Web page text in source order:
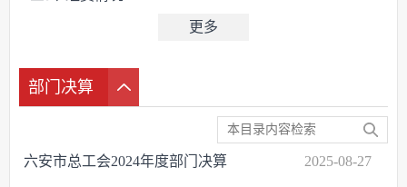
更多
部门决算
六安市总工会2024年度部门决算 2025-08-27